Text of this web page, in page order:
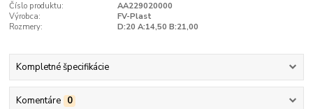
Číslo produktu:
AA229020000
Výrobca:
FV-Plast
Rozmery:
D:20 A:14,50 B:21,00
Kompletné špecifikácie
Komentáre 0